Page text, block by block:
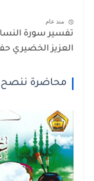
منذ عام
تفسير سورة
العزيز الخضيري
محاضرة ننصح